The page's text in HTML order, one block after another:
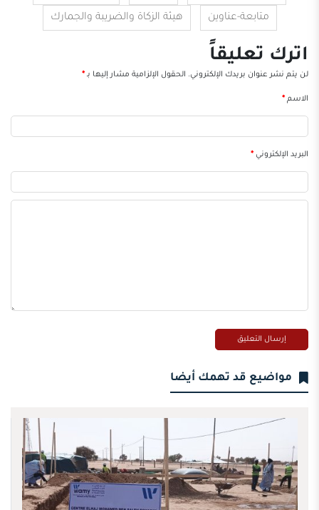
متابعة-عناوين هيئة الزكاة والضريبة والجمارك
اترك تعليقاً
لن يتم نشر عنوان بريدك الإلكتروني. الحقول الإلزامية مشار إليها بـ*
الاسم*
البريد الإلكتروني*
مواضيع قد تهمك أيضا